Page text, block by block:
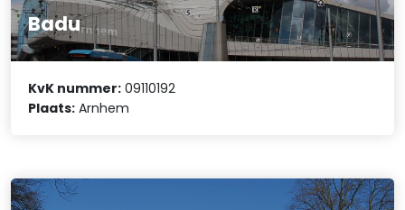
Badu
KvK nummer: 09110192
Plaats: Arnhem